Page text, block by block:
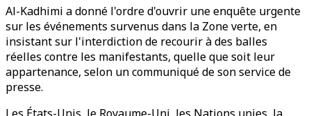
Al-Kadhimi a donné l'ordre d'ouvrir une enquête urgente
sur les événements survenus dans la Zone verte, en
insistant sur l'interdiction de recourir à des balles
réelles contre les manifestants, quelle que soit leur
appartenance, selon un communiqué de son service de
presse.